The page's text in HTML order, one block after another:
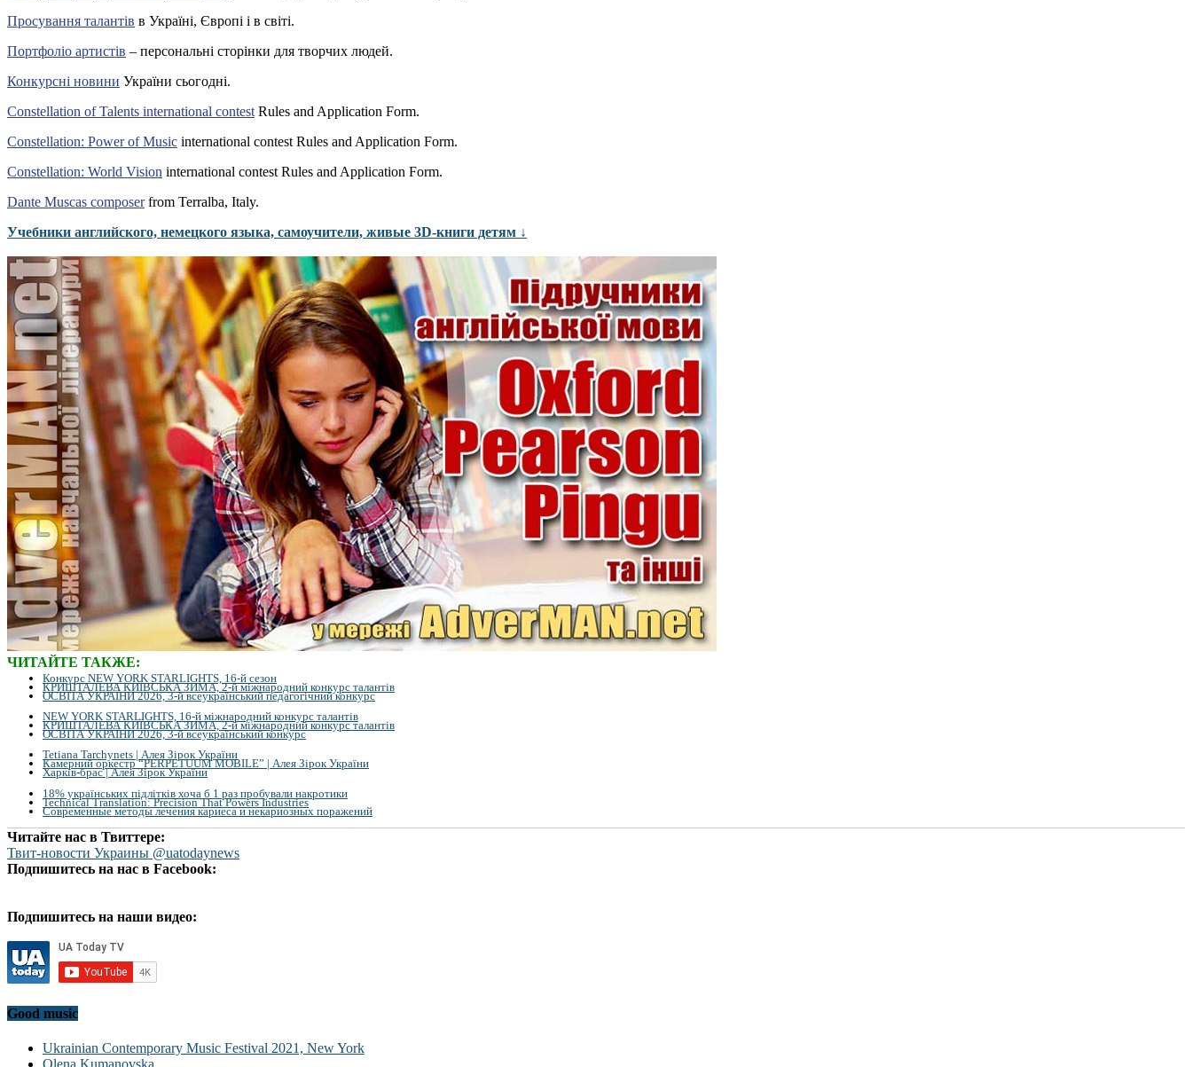
Просування талантів в Україні, Європі і в світі.
Портфоліо артистів – персональні сторінки для творчих людей.
Конкурсні новини України сьогодні.
Constellation of Talents international contest Rules and Application Form.
Constellation: Power of Music international contest Rules and Application Form.
Constellation: World Vision international contest Rules and Application Form.
Dante Muscas composerfrom Terralba, Italy.
Учебники английского, немецкого языка, самоучители, живые 3D-книги детям ↓
ЧИТАЙТЕ ТАКЖЕ:
Конкурс NEW YORK STARLIGHTS, 16-й сезон
КРИШТАЛЕВА КИЇВСЬКА ЗИМА, 2-й міжнародний конкурс талантів
ОСВІТА УКРАЇНИ 2026, 3-й всеукраїнський педагогічний конкурс
NEW YORK STARLIGHTS, 16-й міжнародний конкурс талантів
КРИШТАЛЕВА КИЇВСЬКА ЗИМА, 2-й міжнародний конкурс талантів
ОСВІТА УКРАЇНИ 2026, 3-й всеукраїнський конкурс
Tetiana Tarchynets | Алея Зірок України
Камерний оркестр “PERPETUUM MOBILE” | Алея Зірок України
Харків-брас | Алея Зірок України
18% українських підлітків хоча б 1 раз пробували накротики
Technical Translation: Precision That Powers Industries
Современные методы лечения кариеса и некариозных поражений
Читайте нас в Твиттере:
Твит-новости Украины @uatodaynews
Подпишитесь на нас в Facebook:
Подпишитесь на наши видео:
Good music
Ukrainian Contemporary Music Festival 2021, New York